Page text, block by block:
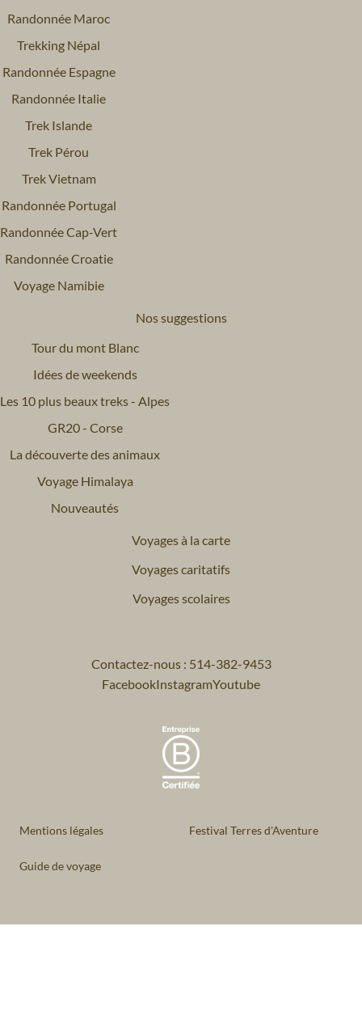
Randonnée Maroc
Trekking Népal
Randonnée Espagne
Randonnée Italie
Trek Islande
Trek Pérou
Trek Vietnam
Randonnée Portugal
Randonnée Cap-Vert
Randonnée Croatie
Voyage Namibie
Nos suggestions
Tour du mont Blanc
Idées de weekends
Les 10 plus beaux treks - Alpes
GR20 - Corse
La découverte des animaux
Voyage Himalaya
Nouveautés
Voyages à la carte
Voyages caritatifs
Voyages scolaires
Contactez-nous : 514-382-9453
FacebookInstagramYoutube
Mentions légales Festival Terres d'Aventure
Guide de voyage